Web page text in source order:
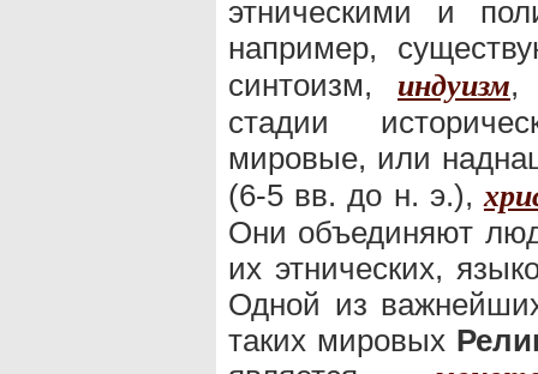
этническими и
например,
синтоизм, индуизм,
стадии
мировые, или
(6-5 вв. до н. э.),
Они объединяют
их этнических,
Одной из
таких мировых